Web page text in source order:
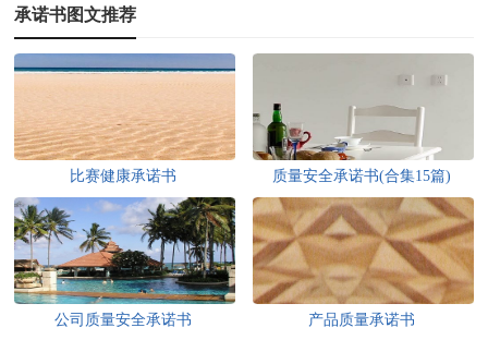
承诺书图文推荐
比赛健康承诺书 质量安全承诺书(合集15篇)
公司质量安全承诺书 产品质量承诺书